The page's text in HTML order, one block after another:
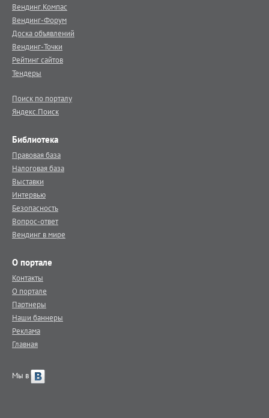
Вендинг.Компас
Вендинг-Форум
Доска объявлений
Вендинг-Точки
Рейтинг сайтов
Тендеры
Поиск по порталу
Яндекс.Поиск
Библиотека
Правовая база
Налоговая база
Выставки
Интервью
Безопасность
Вопрос-ответ
Вендинг в мире
О портале
Контакты
О портале
Партнеры
Наши баннеры
Реклама
Главная
Мы в